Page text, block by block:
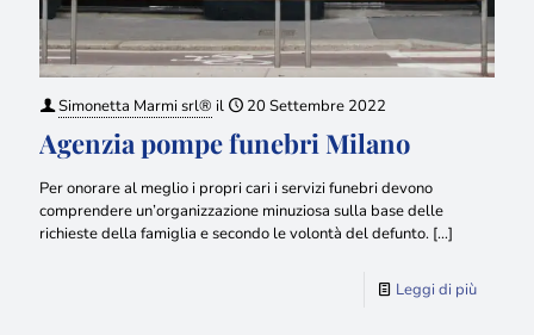
Simonetta Marmi srl® il 20 Settembre 2022
Agenzia pompe funebri Milano
Per onorare al meglio i propri cari i servizi funebri devono
comprendere un’organizzazione minuziosa sulla base delle
richieste della famiglia e secondo le volontà del defunto. […]
Leggi di più